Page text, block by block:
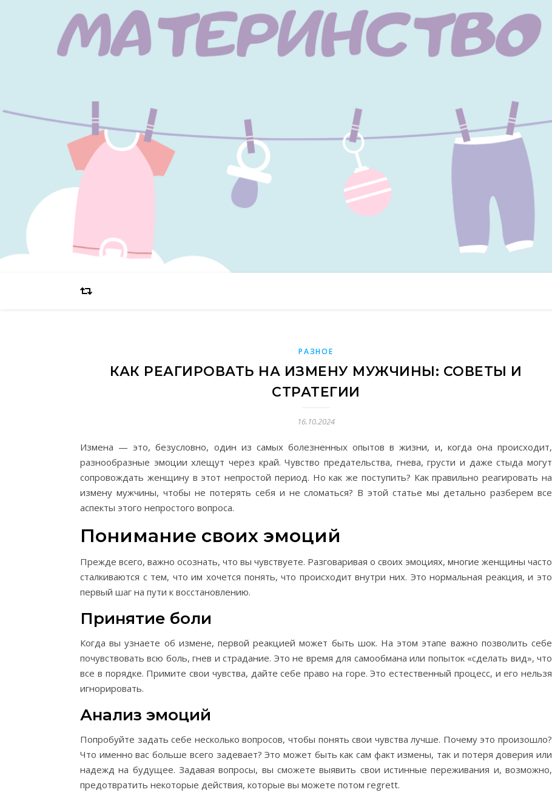
РАЗНОЕ
КАК РЕАГИРОВАТЬ НА ИЗМЕНУ МУЖЧИНЫ: СОВЕТЫ И
СТРАТЕГИИ
16.10.2024
Измена — это, безусловно, один из самых болезненных опытов в жизни, и, когда она происходит,
разнообразные эмоции хлещут через край. Чувство предательства, гнева, грусти и даже стыда могут
сопровождать женщину в этот непростой период. Но как же поступить? Как правильно реагировать на
измену мужчины, чтобы не потерять себя и не сломаться? В этой статье мы детально разберем все
аспекты этого непростого вопроса.
Понимание своих эмоций
Прежде всего, важно осознать, что вы чувствуете. Разговаривая о своих эмоциях, многие женщины часто
сталкиваются с тем, что им хочется понять, что происходит внутри них. Это нормальная реакция, и это
первый шаг на пути к восстановлению.
Принятие боли
Когда вы узнаете об измене, первой реакцией может быть шок. На этом этапе важно позволить себе
почувствовать всю боль, гнев и страдание. Это не время для самообмана или попыток «сделать вид», что
все в порядке. Примите свои чувства, дайте себе право на горе. Это естественный процесс, и его нельзя
игнорировать.
Анализ эмоций
Попробуйте задать себе несколько вопросов, чтобы понять свои чувства лучше. Почему это произошло?
Что именно вас больше всего задевает? Это может быть как сам факт измены, так и потеря доверия или
надежд на будущее. Задавая вопросы, вы сможете выявить свои истинные переживания и, возможно,
предотвратить некоторые действия, которые вы можете потом regrett.